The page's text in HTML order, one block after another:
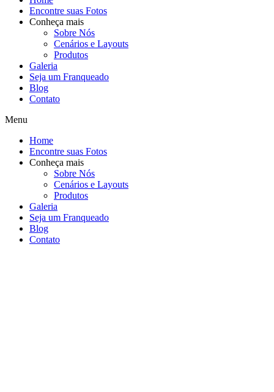
Encontre suas Fotos
Conheça mais
Sobre Nós
Cenários e Layouts
Produtos
Galeria
Seja um Franqueado
Blog
Contato
Menu
Home
Encontre suas Fotos
Conheça mais
Sobre Nós
Cenários e Layouts
Produtos
Galeria
Seja um Franqueado
Blog
Contato